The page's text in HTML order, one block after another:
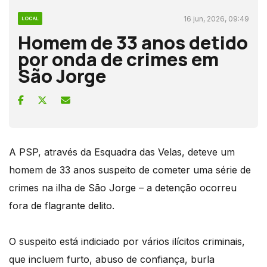
LOCAL 16 jun, 2026, 09:49
Homem de 33 anos detido
por onda de crimes em
São Jorge
A PSP, através da Esquadra das Velas, deteve um
homem de 33 anos suspeito de cometer uma série de
crimes na ilha de São Jorge – a detenção ocorreu
fora de flagrante delito.
O suspeito está indiciado por vários ilícitos criminais,
que incluem furto, abuso de confiança, burla